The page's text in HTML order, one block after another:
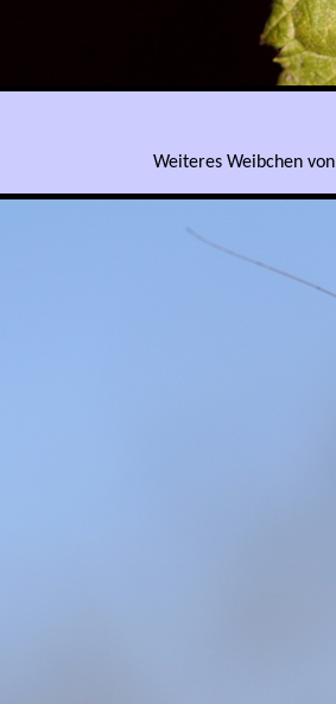
Weiteres Weibchen von